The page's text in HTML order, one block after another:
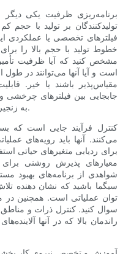
برنامه‌ریزی ظرفیت یکی
تولیدکنندگان بر تولید با حجم
فیلترهای تخصصی یا عملکردی
خطوط تولید با حجم بالا را
مشخص کنید که آیا ظرفیت
است و آیا آنها می‌توانند در
مقیاس‌پذیر باشند یا خیر.
جابجایی بین فیلترهای چرخشی
به زنجیره تأمین شما انعطاف‌پذیری می‌بخشد.
کنترل فرآیند جایی است که
می‌کنند. آنها باید رویه‌های
معیارهای پذیرش روشنی
شواهدی از برنامه‌های بهبود
سیگما باشید که نشان دهنده
توان عملیاتی است. همچنین در
سوال کنید. کنترل ذرات و مناطق
راندمان بالا که در آنها